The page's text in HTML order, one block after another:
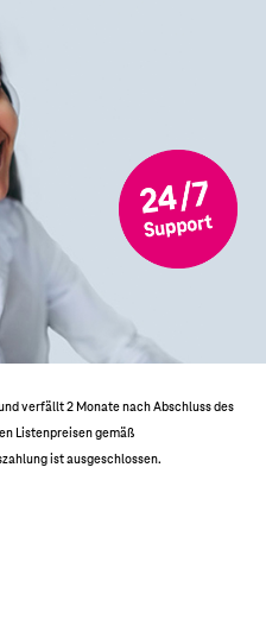
verfällt 2 Monate nach Abschluss des
Listenpreisen gemäß
ist ausgeschlossen.